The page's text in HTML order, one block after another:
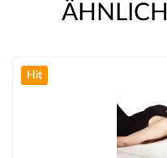
Hit